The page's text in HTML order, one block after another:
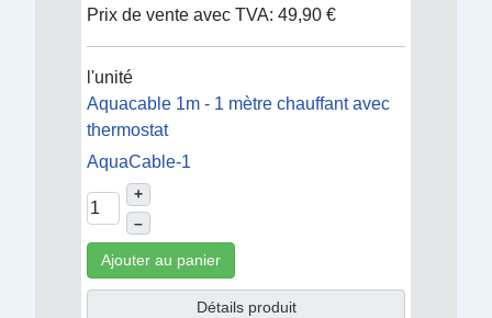
Prix de vente avec TVA: 49,90 €
l'unité
Aquacable 1m - 1 mètre chauffant avec
thermostat
AquaCable-1
+
–
Ajouter au panier
Détails produit